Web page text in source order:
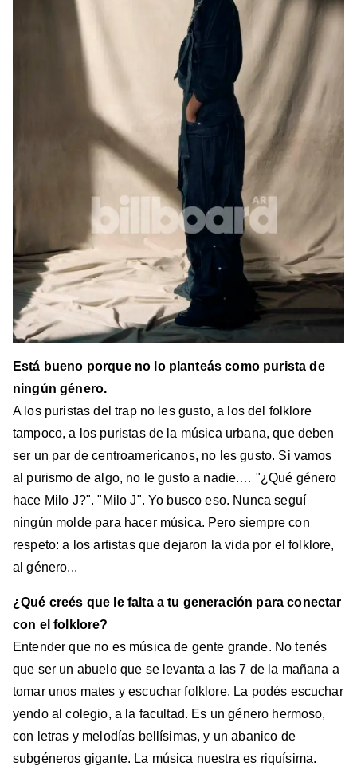
Está bueno porque no lo planteás como purista de
ningún género.
A los puristas del trap no les gusto, a los del folklore
tampoco, a los puristas de la música urbana, que deben
ser un par de centroamericanos, no les gusto. Si vamos
al purismo de algo, no le gusto a nadie.… "¿Qué género
hace Milo J?". "Milo J". Yo busco eso. Nunca seguí
ningún molde para hacer música. Pero siempre con
respeto: a los artistas que dejaron la vida por el folklore,
al género...
¿Qué creés que le falta a tu generación para conectar
con el folklore?
Entender que no es música de gente grande. No tenés
que ser un abuelo que se levanta a las 7 de la mañana a
tomar unos mates y escuchar folklore. La podés escuchar
yendo al colegio, a la facultad. Es un género hermoso,
con letras y melodías bellísimas, y un abanico de
subgéneros gigante. La música nuestra es riquísima.